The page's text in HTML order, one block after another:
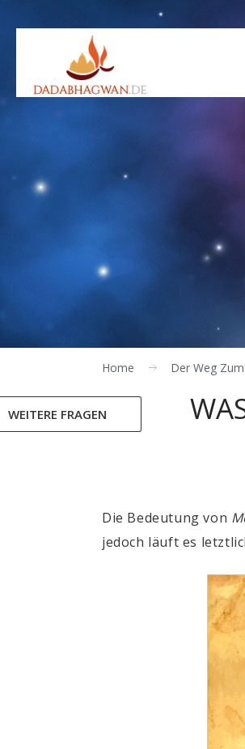
WEITERE FRAGEN
Home Der Weg
Die Bedeutung von
jedoch läuft es